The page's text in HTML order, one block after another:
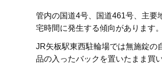
管内の国道4号、国道461号、主要
宅時間に発生する傾向があります。
JR矢板駅東西駐輪場では無施錠の
品の入ったバックを置いたまま買